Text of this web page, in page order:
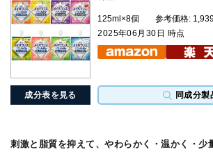
成分表を見る 同成分製
125ml×8個
参考価格:
2025年06月30日 時点
刺激と脂質を抑えて、やわらかく・温かく・少